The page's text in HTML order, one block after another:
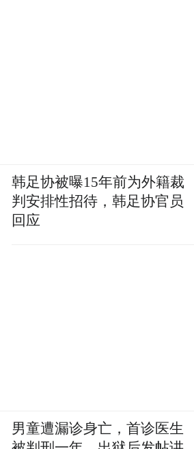
韩足协被曝15年前为外籍裁
判安排性招待，韩足协官员
回应
男童遭漏诊身亡，首诊医生